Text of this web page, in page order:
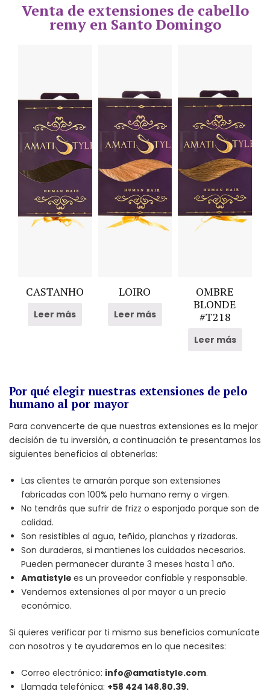
Venta de extensiones de cabello
remy en Santo Domingo
CASTANHO
Leer más
LOIRO
Leer más
OMBRE
BLONDE
#T218
Leer más
Por qué elegir nuestras extensiones de pelo
humano al por mayor
Para convencerte de que nuestras extensiones es la mejor
decisión de tu inversión, a continuación te presentamos los
siguientes beneficios al obtenerlas:
Las clientes te amarán porque son extensiones
fabricadas con 100% pelo humano remy o virgen.
No tendrás que sufrir de frizz o esponjado porque son de
calidad.
Son resistibles al agua, teñido, planchas y rizadoras.
Son duraderas, si mantienes los cuidados necesarios.
Pueden permanecer durante 3 meses hasta 1 año.
Amatistyle es un proveedor confiable y responsable.
Vendemos extensiones al por mayor a un precio
económico.
Si quieres verificar por ti mismo sus beneficios comunícate
con nosotros y te ayudaremos en lo que necesites:
Correo electrónico: info@amatistyle.com.
Llamada telefónica: +58 424 148.80.39.